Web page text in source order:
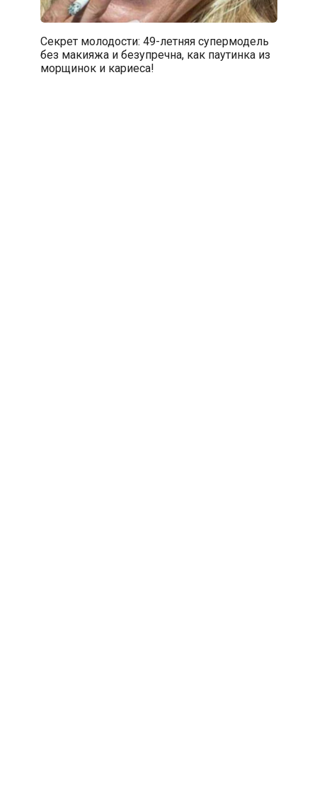
Секрет молодости: 49-летняя супермодель
без макияжа и безупречна, как паутинка из
морщинок и кариеса!